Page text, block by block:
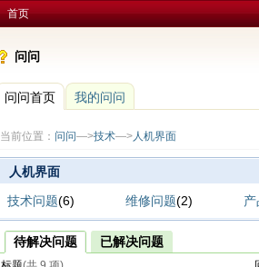
首页
问问
问问首页 我的问问
当前位置： 问问—>技术—>人机界面
人机界面
技术问题(6) 维修问题(2)
待解决问题 已解决问题